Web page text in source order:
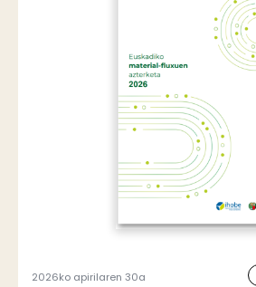
2026ko apirilaren 30a